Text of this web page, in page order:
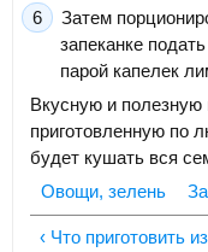
Затем
запеканке
парой капелек
Вкусную и полезную
приготовленную по
будет кушать вся
Овощи, зелень
‹ Что приготовить из